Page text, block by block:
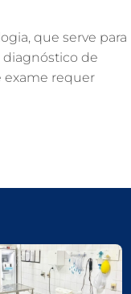
EM
VETERINÁRIO EM
que serve para
diagnóstico de
exame requer